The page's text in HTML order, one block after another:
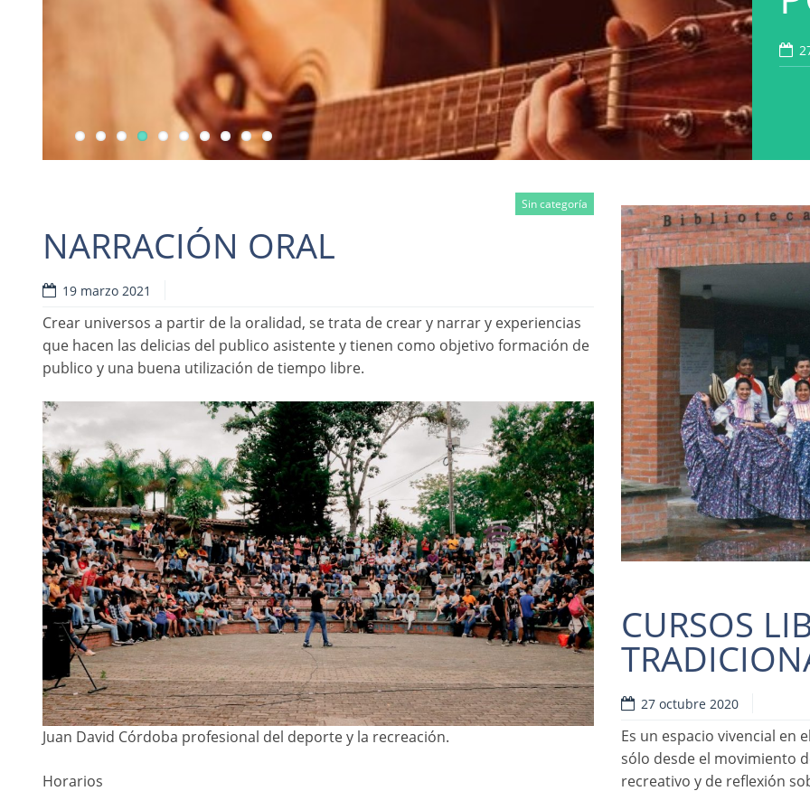
Sin categoría
NARRACIÓN ORAL
19 marzo 2021
Crear universos a partir de la oralidad, se trata de crear y narrar y experiencias
que hacen las delicias del publico asistente y tienen como objetivo formación de
publico y una buena utilización de tiempo libre.
Juan David Córdoba profesional del deporte y la recreación.
Horarios
CURSOS
27 octubre 2020
Es un espacio vivencial en
sólo desde el movimiento
recreativo y de reflexión